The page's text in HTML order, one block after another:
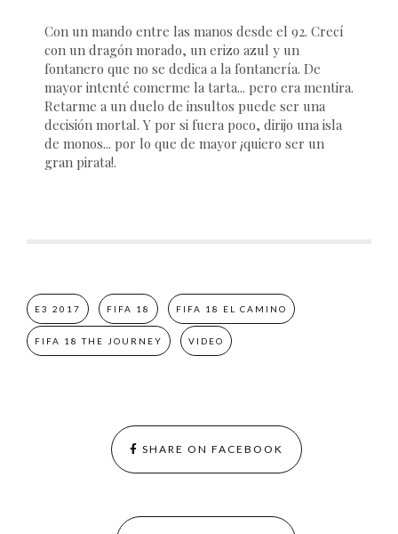
Con un mando entre las manos desde el 92. Crecí
con un dragón morado, un erizo azul y un
fontanero que no se dedica a la fontanería. De
mayor intenté comerme la tarta... pero era mentira.
Retarme a un duelo de insultos puede ser una
decisión mortal. Y por si fuera poco, dirijo una isla
de monos... por lo que de mayor ¡quiero ser un
gran pirata!.
E3 2017 FIFA 18 FIFA 18 EL CAMINO
FIFA 18 THE JOURNEY VIDEO
SHARE ON FACEBOOK